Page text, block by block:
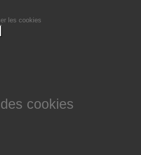
les cookies
cookies